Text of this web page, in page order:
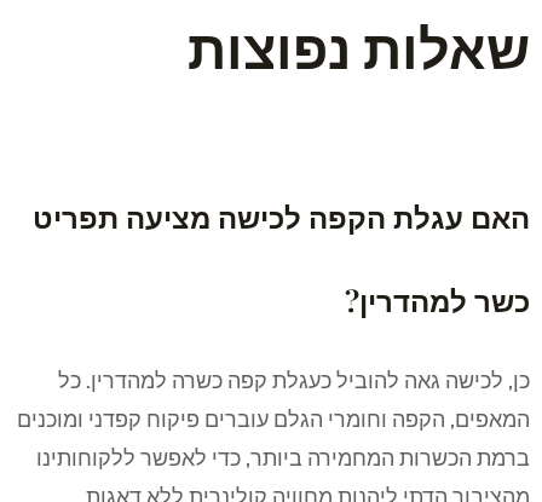
שאלות נפוצות
האם עגלת הקפה לכישה מציעה תפריט
כשר למהדרין?
כן, לכישה גאה להוביל כעגלת קפה כשרה למהדרין. כל
המאפים, הקפה וחומרי הגלם עוברים פיקוח קפדני ומוכנים
ברמת הכשרות המחמירה ביותר, כדי לאפשר ללקוחותינו